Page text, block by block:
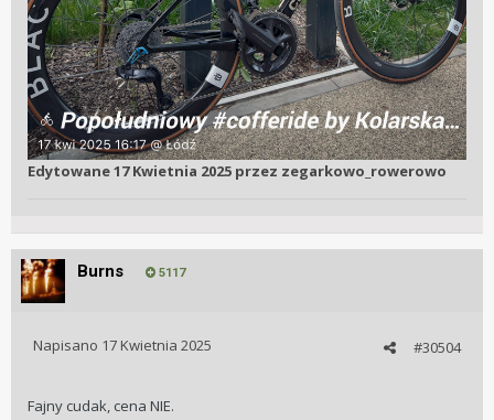
Edytowane17 Kwietnia 2025 przez zegarkowo_rowerowo
Burns 5117
#30504
Napisano 17 Kwietnia 2025
Fajny cudak, cena NIE.